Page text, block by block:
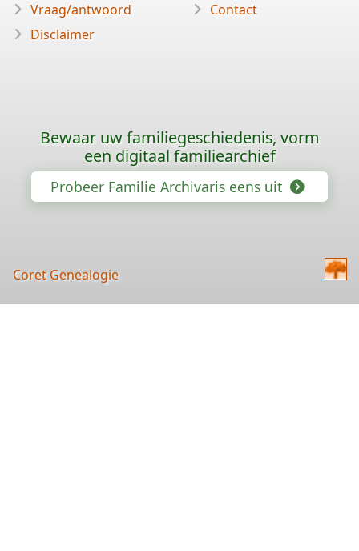
Vraag/antwoord
Disclaimer
Contact
Bewaar uw familiegeschiedenis, vorm
een digitaal familiearchief
Probeer Familie Archivaris eens uit
Coret Genealogie